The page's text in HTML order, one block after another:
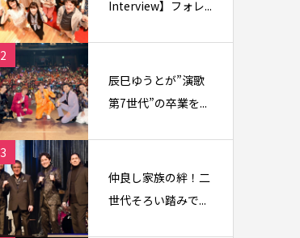
Interview】フォレ...
2
辰巳ゆうとが”演歌
第7世代”の卒業を...
3
仲良し家族の絆！二
世代そろい踏みで...